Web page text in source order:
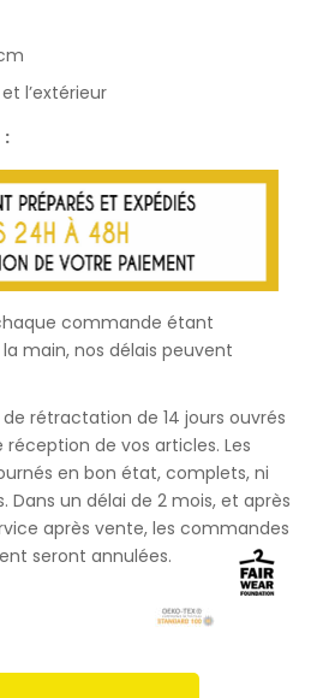
l’extérieur
:
commande étant
main, nos délais peuvent
de rétractation de 14 jours ouvrés
de vos articles. Les
en bon état, complets, ni
Dans un délai de 2 mois, et après
après vente, les commandes
seront annulées.